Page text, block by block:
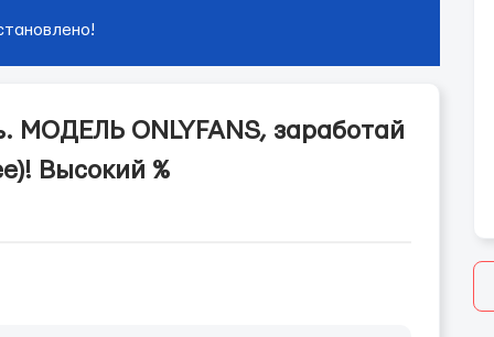
МОДЕЛЬ ONLYFANS, заработай
Высокий %